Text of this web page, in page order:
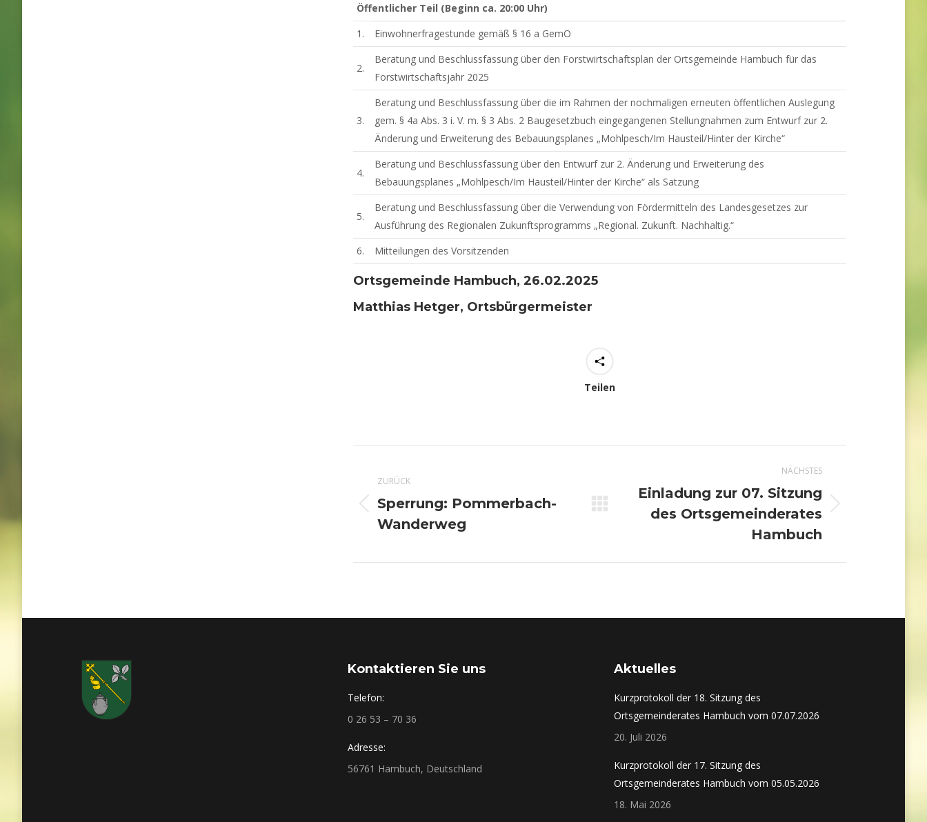
Öffentlicher Teil (Beginn ca. 20:00 Uhr)
1.
Einwohnerfragestunde gemäß § 16 a GemO
2.
Beratung und Beschlussfassung über den Forstwirtschaftsplan der Ortsgemeinde Hambuch für das
Forstwirtschaftsjahr 2025
3.
Beratung und Beschlussfassung über die im Rahmen der nochmaligen erneuten öffentlichen Auslegung
gem. § 4a Abs. 3 i. V. m. § 3 Abs. 2 Baugesetzbuch eingegangenen Stellungnahmen zum Entwurf zur 2.
Änderung und Erweiterung des Bebauungsplanes „Mohlpesch/Im Hausteil/Hinter der Kirche“
4.
Beratung und Beschlussfassung über den Entwurf zur 2. Änderung und Erweiterung des
Bebauungsplanes „Mohlpesch/Im Hausteil/Hinter der Kirche“ als Satzung
5.
Beratung und Beschlussfassung über die Verwendung von Fördermitteln des Landesgesetzes zur
Ausführung des Regionalen Zukunftsprogramms „Regional. Zukunft. Nachhaltig.“
6.
Mitteilungen des Vorsitzenden
Ortsgemeinde Hambuch, 26.02.2025
Matthias Hetger, Ortsbürgermeister
Teilen
ZURÜCK
Vorheriger
Beitrag:
Sperrung: Pommerbach-
Wanderweg
NÄCHSTES
Nächster
Einladung zur 07. Sitzung
des Ortsgemeinderates
Hambuch
Kontaktieren Sie uns
Telefon:
0 26 53 – 70 36
Adresse:
56761 Hambuch, Deutschland
Aktuelles
Kurzprotokoll der 18. Sitzung des
Ortsgemeinderates Hambuch vom 07.07.2026
20. Juli 2026
Kurzprotokoll der 17. Sitzung des
Ortsgemeinderates Hambuch vom 05.05.2026
18. Mai 2026